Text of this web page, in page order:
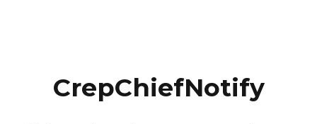
CrepChiefNotify